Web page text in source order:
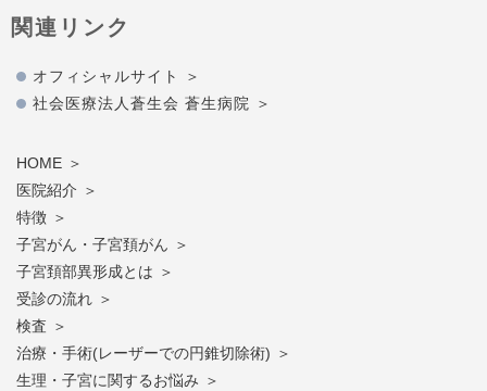
関連リンク
オフィシャルサイト
社会医療法人蒼生会 蒼生病院
HOME
医院紹介
特徴
子宮がん・子宮頚がん
子宮頚部異形成とは
受診の流れ
検査
治療・手術(レーザーでの円錐切除術)
生理・子宮に関するお悩み